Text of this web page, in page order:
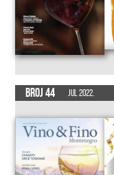
Broj 44 Jul 2022.